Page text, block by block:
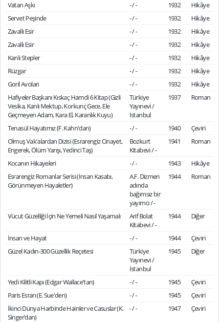
Vatan Aşkı
- / - 1932
Hikâye
Servet Peşinde
- / - 1932
Hikâye
Zavallı Esir
- / - 1932
Hikâye
Zavallı Esir
- / - 1932
Hikâye
Kanlı Stepler
- / - 1932
Hikâye
Rüzgar
- / - 1932
Hikâye
Goril Avcıları
- / - 1932
Hikâye
Hafiyeler Başkanı Kıskaç Hamdi 6 Kitap (Gizli
Vesika, Kanlı Mektup, Korkunç Gece, Ele
Geçmeyen Adam, Kara El, Karanlık Kuyu)
Türkiye
Yayınevi /
İstanbul
1937 Roman
Tenasül Hayatımız (F. Kahn'dan) - / - 1940
Çeviri
Olmuş Vak'alardan Dizisi (Esrarengiz Cinayet,
Engerek, Ölüm Yarışı, Yedinci Taş)
Bozkurt
Kitabevi / -
1941 Roman
Kocanın Hikayeleri - / - 1943
Hikâye
Esrarengiz Romanlar Serisi (İnsan Kasabı,
Görünmeyen Hayaletler)
A.F. Dizmen
adında
bağımsız bir
yayımcı / -
1944 Roman
Vücut Güzelliği İçin Ne Yemeli Nasıl Yaşamalı
Arif Bolat
Kitabevi / -
1944 Diğer
İnsan ve Hayat - / - 1944
Çeviri
Güzel Kadın-300 Güzellik Reçetesi
Türkiye
Yayınevi /
İstanbul
1945 Diğer
Yedi Kilitli Kapı (Edgar Wallace'tan) - / - 1945
Çeviri
Paris Esrarı (E. Sue'den)
- / - 1945
Çeviri
İkinci Dünya Harbinde Hainler ve Casuslar (K.
Singer’dan)
- / - 1947 Çeviri